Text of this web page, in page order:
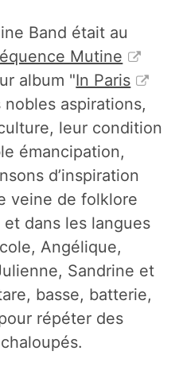
Band était au
Mutine
album "In Paris
aspirations,
leur condition
émancipation,
d’inspiration
veine de folklore
dans les langues
Angélique,
Sandrine et
basse, batterie,
répéter des